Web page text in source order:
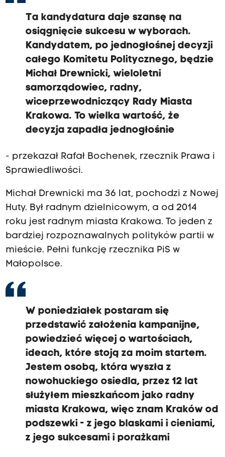
Ta kandydatura daje szansę na
osiągnięcie sukcesu w wyborach.
Kandydatem, po jednogłośnej decyzji
całego Komitetu Politycznego, będzie
Michał Drewnicki, wieloletni
samorządowiec, radny,
wiceprzewodniczący Rady Miasta
Krakowa. To wielka wartość, że
decyzja zapadła jednogłośnie
- przekazał Rafał Bochenek, rzecznik Prawa i
Sprawiedliwości.
Michał Drewnicki ma 36 lat, pochodzi z Nowej
Huty. Był radnym dzielnicowym, a od 2014
roku jest radnym miasta Krakowa. To jeden z
bardziej rozpoznawalnych polityków partii w
mieście. Pełni funkcję rzecznika PiS w
Małopolsce.
W poniedziałek postaram się
przedstawić założenia kampanijne,
powiedzieć więcej o wartościach,
ideach, które stoją za moim startem.
Jestem osobą, która wyszła z
nowohuckiego osiedla, przez 12 lat
służyłem mieszkańcom jako radny
miasta Krakowa, więc znam Kraków od
podszewki - z jego blaskami i cieniami,
z jego sukcesami i porażkami